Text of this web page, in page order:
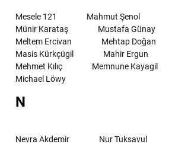
Mesele 121
Mahmut Şenol
Münir Karataş
Mustafa Günay
Meltem Ercivan
Mehtap Doğan
Masis Kürkçügil
Mahir Ergun
Mehmet Kılıç
Memnune Kayagil
Michael Löwy
N
Nevra Akdemir Nur Tuksavul